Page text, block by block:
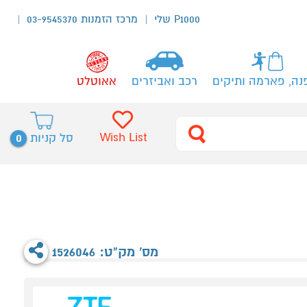
P1000 שלי מרכז הזמנות 03-9545370
פארמה ותיקים רכב ואביזרים אאוטלט
סל קניות 0 Wish List
מס' מק"ט: 1526046